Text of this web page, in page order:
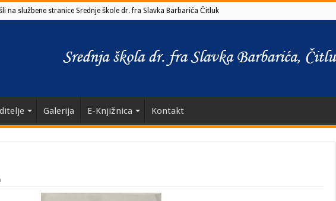
na službene stranice Srednje škole dr. fra Slavka Barbarića Čitluk
Galerija E-Knjižnica Kontakt